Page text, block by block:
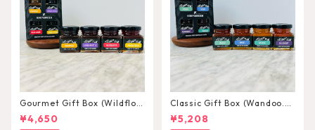
Gourmet Gift Box (Wildflow
er.LemonMyrtle.Cinnamonn.
VanillaBean) 75g×4
¥4,650
Classic Gift Box (Wandoo.M
arri.Jarrah.Blackbutt) 75g×
4
¥5,208